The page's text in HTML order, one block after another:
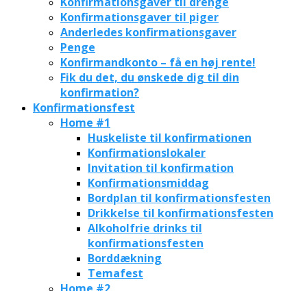
Konfirmationsgaver til piger
Anderledes konfirmationsgaver
Penge
Konfirmandkonto – få en høj rente!
Fik du det, du ønskede dig til din
konfirmation?
Konfirmationsfest
Home #1
Huskeliste til konfirmationen
Konfirmationslokaler
Invitation til konfirmation
Konfirmationsmiddag
Bordplan til konfirmationsfesten
Drikkelse til konfirmationsfesten
Alkoholfrie drinks til
konfirmationsfesten
Borddækning
Temafest